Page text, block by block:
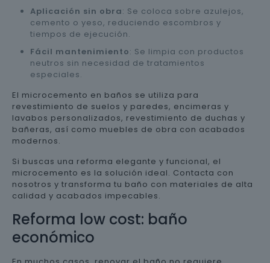
Aplicación sin obra: Se coloca sobre azulejos,
cemento o yeso, reduciendo escombros y
tiempos de ejecución.
Fácil mantenimiento: Se limpia con productos
neutros sin necesidad de tratamientos
especiales.
El microcemento en baños se utiliza para
revestimiento de suelos y paredes, encimeras y
lavabos personalizados, revestimiento de duchas y
bañeras, así como muebles de obra con acabados
modernos.
Si buscas una reforma elegante y funcional, el
microcemento es la solución ideal. Contacta con
nosotros y transforma tu baño con materiales de alta
calidad y acabados impecables.
Reforma low cost: baño
económico